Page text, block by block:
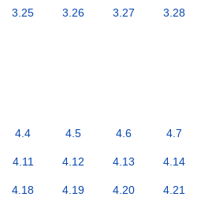
3.25 3.26 3.27 3.28
4.4 4.5 4.6 4.7
4.11 4.12 4.13 4.14
4.18 4.19 4.20 4.21